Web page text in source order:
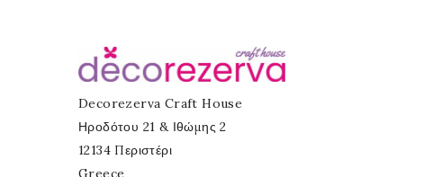
Decorezerva Craft House
Ηροδότου 21 & Ιθώμης 2
12134 Περιστέρι
Greece